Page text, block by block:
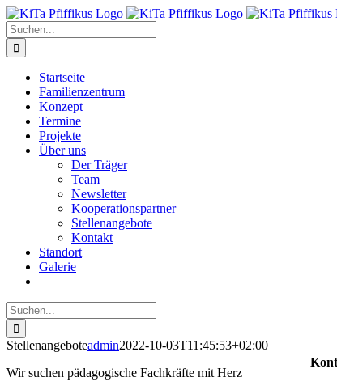
Zum
Inhalt
springen
Suche
nach:
Startseite
Familienzentrum
Konzept
Termine
Projekte
Über uns
Der Träger
Team
Newsletter
Kooperationspartner
Stellenangebote
Kontakt
Standort
Galerie
Suche
nach:
Stellenangeboteadmin2022-10-03T11:45:53+02:00
Wir suchen pädagogische Fachkräfte mit Herz